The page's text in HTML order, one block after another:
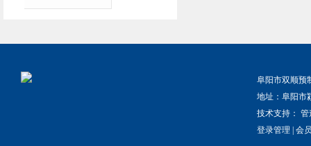
阜阳市双顺预
地址：阜阳市
技术支持： 管
登录管理
会